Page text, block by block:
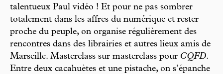
talentueux Paul vidéo ! Et pour ne pas sombrer
totalement dans les affres du numérique et rester
proche du peuple, on organise régulièrement des
rencontres dans des librairies et autres lieux amis de
Marseille. Masterclass sur masterclass pour CQFD.
Entre deux cacahuètes et une pistache, on s’épanche